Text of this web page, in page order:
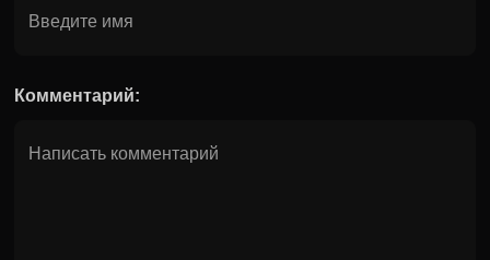
Комментарий: